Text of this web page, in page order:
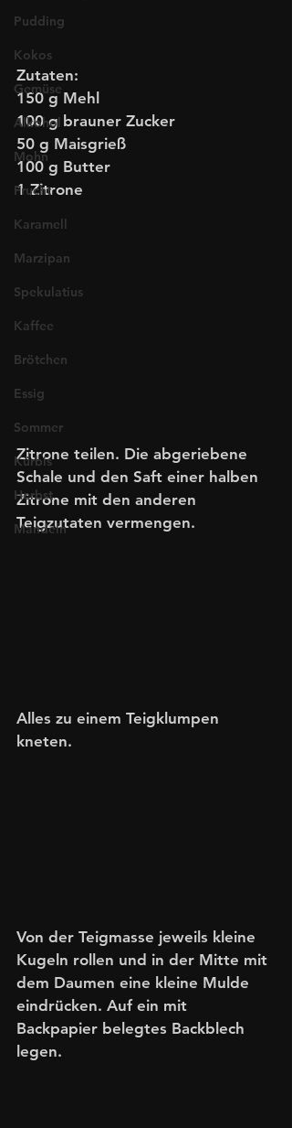
Pudding
Kokos
Gemüse
Alkohol
Mohn
Frucht
Karamell
Marzipan
Spekulatius
Kaffee
Brötchen
Essig
Sommer
Kürbis
Herbst
Mandeln
Zutaten:
150 g Mehl
100 g brauner Zucker
50 g Maisgrieß
100 g Butter
1 Zitrone
Zitrone teilen. Die abgeriebene
Schale und den Saft einer halben
Zitrone mit den anderen
Teigzutaten vermengen.
Alles zu einem Teigklumpen
kneten.
Von der Teigmasse jeweils kleine
Kugeln rollen und in der Mitte mit
dem Daumen eine kleine Mulde
eindrücken. Auf ein mit
Backpapier belegtes Backblech
legen.